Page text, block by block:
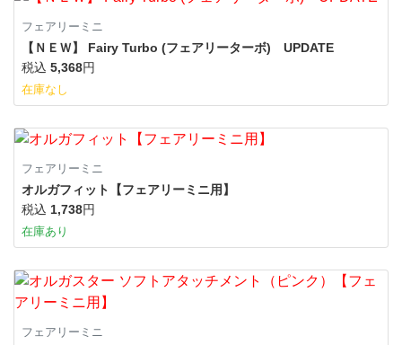
フェアリーミニ
【ＮＥＷ】 Fairy Turbo (フェアリーターボ) UPDATE
税込 5,368円
在庫なし
フェアリーミニ
オルガフィット【フェアリーミニ用】
税込 1,738円
在庫あり
フェアリーミニ